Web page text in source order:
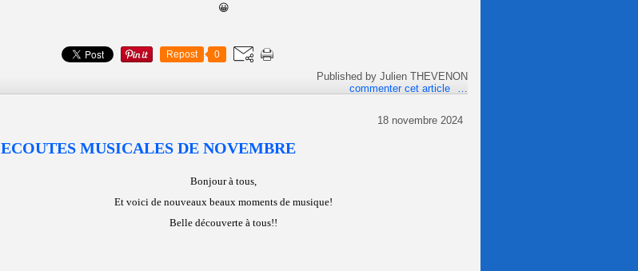
😀
Repost 0
Published by Julien THEVENON
commenter cet article
18 novembre 2024
ECOUTES MUSICALES DE NOVEMBRE
Bonjour à tous,
Et voici de nouveaux beaux moments de musique!
Belle découverte à tous!!